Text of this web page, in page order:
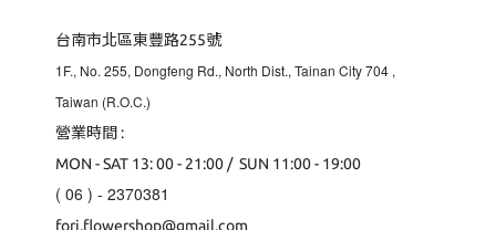
台南市北區東豐路255號
1F., No. 255, Dongfeng Rd., North Dist., Tainan City 704 ,
Taiwan (R.O.C.)
營業時間 :
MON - SAT 13: 00 - 21:00 / SUN 11:00 - 19:00
( 06 ) - 2370381
fori.flowershop@gmail.com